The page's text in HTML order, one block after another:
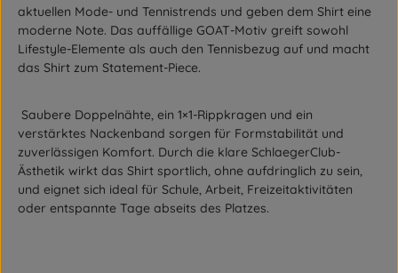
aktuellen Mode- und Tennistrends und geben dem Shirt eine
moderne Note. Das auffällige GOAT-Motiv greift sowohl
Lifestyle-Elemente als auch den Tennisbezug auf und macht
das Shirt zum Statement-Piece.
Saubere Doppelnähte, ein 1×1-Rippkragen und ein
verstärktes Nackenband sorgen für Formstabilität und
zuverlässigen Komfort. Durch die klare SchlaegerClub-
Ästhetik wirkt das Shirt sportlich, ohne aufdringlich zu sein,
und eignet sich ideal für Schule, Arbeit, Freizeitaktivitäten
oder entspannte Tage abseits des Platzes.